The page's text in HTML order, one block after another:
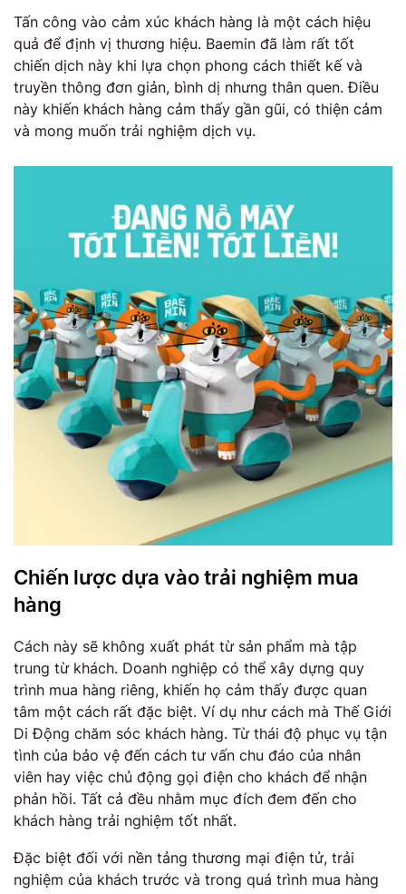
Tấn công vào cảm xúc khách hàng là một cách hiệu
quả để định vị thương hiệu. Baemin đã làm rất tốt
chiến dịch này khi lựa chọn phong cách thiết kế và
truyền thông đơn giản, bình dị nhưng thân quen. Điều
này khiến khách hàng cảm thấy gần gũi, có thiện cảm
và mong muốn trải nghiệm dịch vụ.
Chiến lược dựa vào trải nghiệm mua
hàng
Cách này sẽ không xuất phát từ sản phẩm mà tập
trung từ khách. Doanh nghiệp có thể xây dựng quy
trình mua hàng riêng, khiến họ cảm thấy được quan
tâm một cách rất đặc biệt. Ví dụ như cách mà Thế Giới
Di Động chăm sóc khách hàng. Từ thái độ phục vụ tận
tình của bảo vệ đến cách tư vấn chu đáo của nhân
viên hay việc chủ động gọi điện cho khách để nhận
phản hồi. Tất cả đều nhằm mục đích đem đến cho
khách hàng trải nghiệm tốt nhất.
Đặc biệt đối với nền tảng thương mại điện tử, trải
nghiệm của khách trước và trong quá trình mua hàng